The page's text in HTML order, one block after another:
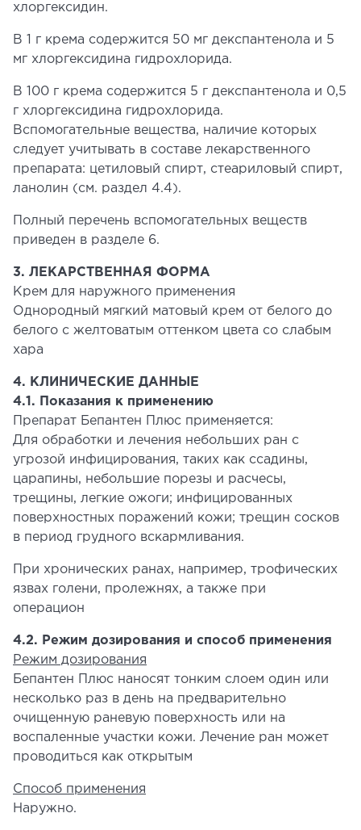
хлоргексидин.
В 1 г крема содержится 50 мг декспантенола и 5
мг хлоргексидина гидрохлорида.
В 100 г крема содержится 5 г декспантенола и 0,5
г хлоргексидина гидрохлорида.
Вспомогательные вещества, наличие которых
следует учитывать в составе лекарственного
препарата: цетиловый спирт, стеариловый спирт,
ланолин (см. раздел 4.4).
Полный перечень вспомогательных веществ
приведен в разделе 6.
3. ЛЕКАРСТВЕННАЯ ФОРМА
Крем для наружного применения
Однородный мягкий матовый крем от белого до
белого с желтоватым оттенком цвета со слабым
хара
4. КЛИНИЧЕСКИЕ ДАННЫЕ
4.1. Показания к применению
Препарат Бепантен Плюс применяется:
Для обработки и лечения небольших ран с
угрозой инфицирования, таких как ссадины,
царапины, небольшие порезы и расчесы,
трещины, легкие ожоги; инфицированных
поверхностных поражений кожи; трещин сосков
в период грудного вскармливания.
При хронических ранах, например, трофических
язвах голени, пролежнях, а также при
операцион
4.2. Режим дозирования и способ применения
Режим дозирования
Бепантен Плюс наносят тонким слоем один или
несколько раз в день на предварительно
очищенную раневую поверхность или на
воспаленные участки кожи. Лечение ран может
проводиться как открытым
Способ применения
Наружно.